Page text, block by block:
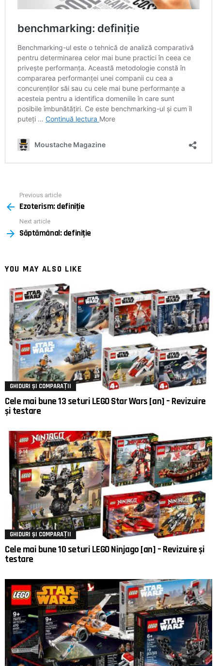
more
Previous article
Ezoterism: definiție
Next article
Săptămânal: definiție
YOU MAY ALSO LIKE
GHIDURI ȘI COMPARAȚII
Cele mai bune 13 seturi LEGO Star Wars [an] – Revizuire
și testare
GHIDURI ȘI COMPARAȚII
Cele mai bune 10 seturi LEGO Ninjago [an] – Revizuire și
testare